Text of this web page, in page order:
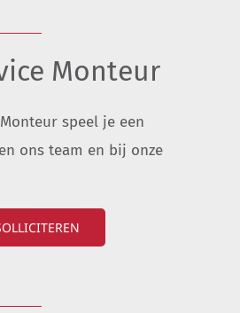
Monteur
speel je een
ons team en bij onze